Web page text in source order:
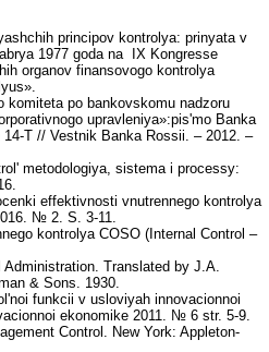
principov kontrolya: prinyata v
1977 goda na IX Kongresse
organov finansovogo kontrolya
komiteta po bankovskomu nadzoru
upravleniya»:pis'mo Banka
T // Vestnik Banka Rossii. – 2012. –
metodologiya, sistema i processy:
effektivnosti vnutrennego kontrolya
№ 2. S. 3-11.
kontrolya COSO (Internal Control –
Administration. Translated by J.A.
& Sons. 1930.
funkcii v usloviyah innovacionnoi
ekonomike 2011. № 6 str. 5-9.
Control. New York: Appleton-